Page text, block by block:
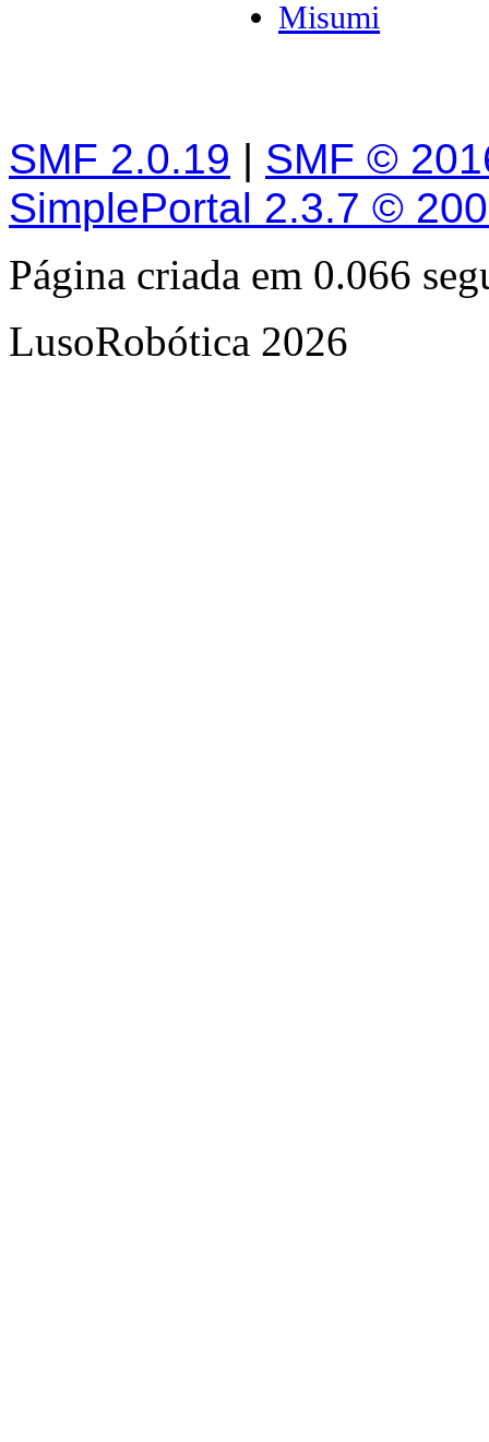
Misumi
SMF 2.0.19 | SMF ©
SimplePortal 2.3.7 ©
Página criada em 0.066
LusoRobótica 2026